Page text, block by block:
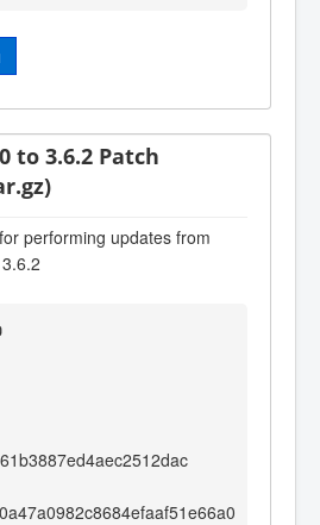
to 3.6.2 Patch
performing updates from